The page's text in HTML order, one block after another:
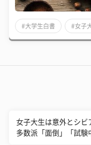
#大学生白書 #女子
女子大生は意外とシビ
多数派「面倒」「試験